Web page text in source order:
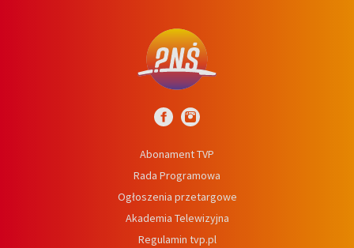
Abonament TVP
Rada Programowa
Ogłoszenia przetargowe
Akademia Telewizyjna
Regulamin tvp.pl